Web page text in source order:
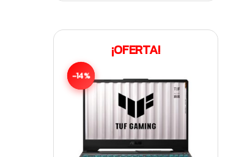
¡OFERTA!
-14%